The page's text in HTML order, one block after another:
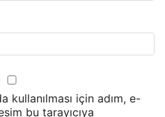
kullanılması için adım, e-
bu tarayıcıya